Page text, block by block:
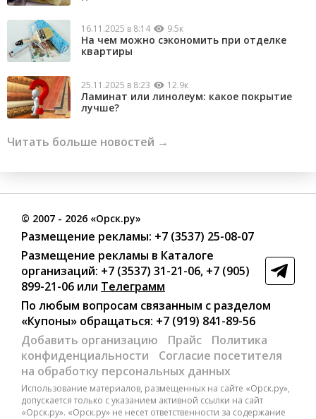
16.11.2025 в 8:14 9.5к
На чем можно сэкономить при отделке
квартиры
25.11.2025 в 8:23 12.9к
Ламинат или линолеум: какое покрытие
лучше?
Читать больше новостей →
© 2007 - 2026 «Орск.ру»
Размещение рекламы: +7 (3537) 25-08-07
Размещение рекламы в Каталоге
организаций: +7 (3537) 31-21-06, +7 (905)
899-21-06 или Телеграмм
По любым вопросам связанным с разделом
«Купоны» обращаться: +7 (919) 841-89-56
Добавить организацию
Прайс
Политика
конфиденциальности
Согласие посетителя
на обработку персональных данных
Использование материалов, размещенных на сайте «Орск.ру»,
допускается только с указанием активной ссылки на сайт
«Орск.ру». «Орск.ру» не несет ответственности за содержание